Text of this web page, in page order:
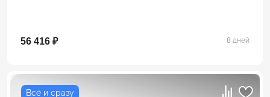
56 416 ₽ 8 дней
Всё и сразу